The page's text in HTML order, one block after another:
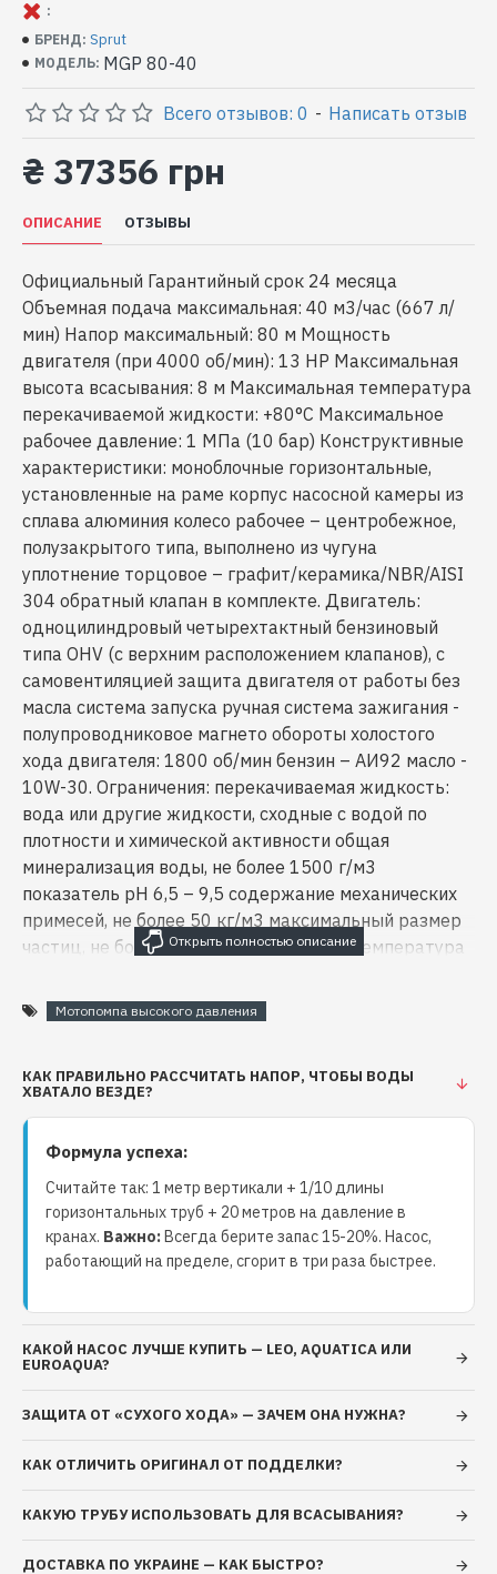
:
БРЕНД: Sprut
МОДЕЛЬ: MGP 80-40
Всего отзывов: 0 - Написать отзыв
₴ 37356 грн
ОПИСАНИЕ ОТЗЫВЫ
Официальный Гарантийный срок 24 месяца
Объемная подача максимальная: 40 м3/час (667 л/
мин) Напор максимальный: 80 м Мощность
двигателя (при 4000 об/мин): 13 НР Максимальная
высота всасывания: 8 м Максимальная температура
перекачиваемой жидкости: +80°С Максимальное
рабочее давление: 1 МПа (10 бар) Конструктивные
характеристики: моноблочные горизонтальные,
установленные на раме корпус насосной камеры из
сплава алюминия колесо рабочее – центробежное,
полузакрытого типа, выполнено из чугуна
уплотнение торцовое – графит/керамика/NBR/AISI
304 обратный клапан в комплекте. Двигатель:
одноцилиндровый четырехтактный бензиновый
типа OHV (с верхним расположением клапанов), с
самовентиляцией защита двигателя от работы без
масла система запуска ручная система зажигания -
полупроводниковое магнето обороты холостого
хода двигателя: 1800 об/мин бензин – АИ92 масло -
10W-30. Ограничения: перекачиваемая жидкость:
вода или другие жидкости, сходные с водой по
плотности и химической активности общая
минерализация воды, не более 1500 г/м3
показатель рН 6,5 – 9,5 содержание механических
примесей, не более 50 кг/м3 максимальный размер
частиц, не более 0,2 мм максимальная температура
температура окружающей среды +50°С
максимальное рабочее давление: 1,0 МПа (10 бар).
Мотопомпа высокого давления
КАК ПРАВИЛЬНО РАССЧИТАТЬ НАПОР, ЧТОБЫ ВОДЫ
ХВАТАЛО ВЕЗДЕ?
Формула успеха:
Считайте так: 1 метр вертикали + 1/10 длины
горизонтальных труб + 20 метров на давление в
кранах. Важно:Всегда берите запас 15-20%. Насос,
работающий на пределе, сгорит в три раза быстрее.
КАКОЙ НАСОС ЛУЧШЕ КУПИТЬ — LEO, AQUATICA ИЛИ
EUROAQUA?
ЗАЩИТА ОТ «СУХОГО ХОДА» — ЗАЧЕМ ОНА НУЖНА?
КАК ОТЛИЧИТЬ ОРИГИНАЛ ОТ ПОДДЕЛКИ?
КАКУЮ ТРУБУ ИСПОЛЬЗОВАТЬ ДЛЯ ВСАСЫВАНИЯ?
ДОСТАВКА ПО УКРАИНЕ — КАК БЫСТРО?